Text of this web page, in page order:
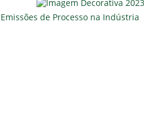
Emissões de Processo na Indústria